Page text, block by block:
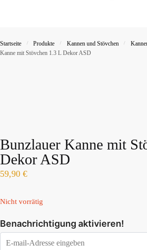
Startseite / Produkte / Kannen und Stövchen /
Kanne mit Stövchen 1.3 L Dekor ASD
Bunzlauer Kanne mit
Dekor ASD
59,90 €
Nicht vorrätig
Benachrichtigung aktivieren!